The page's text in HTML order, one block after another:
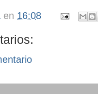
en 16:08